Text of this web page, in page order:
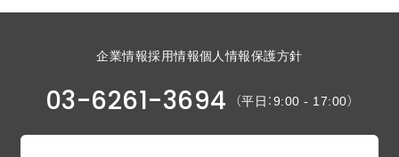
企業情報採用情報個人情報保護方針
03-6261-3694 （平日：9:00 - 17:00）